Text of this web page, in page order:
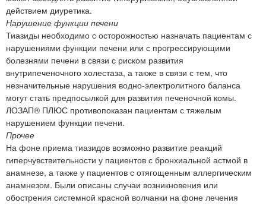
действием диуретика.
Нарушение функции печени
Тиазиды необходимо с осторожностью назначать пациентам с
нарушениями функции печени или с прогрессирующими
болезнями печени в связи с риском развития
внутрипеченочного холестаза, а также в связи с тем, что
незначительные нарушения водно-электролитного баланса
могут стать предпосылкой для развития печеночной комы.
ЛОЗАП® ПЛЮС противопоказан пациентам с тяжелым
нарушением функции печени.
Прочее
На фоне приема тиазидов возможно развитие реакций
гиперчувствительности у пациентов с бронхиальной астмой в
анамнезе, а также у пациентов с отягощенным аллергическим
анамнезом. Были описаны случаи возникновения или
обострения системной красной волчанки на фоне лечения